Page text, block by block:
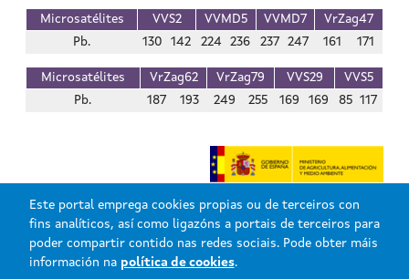
Este portal emprega cookies propias ou de terceiros con
fins analíticos, así como ligazóns a portais de terceiros para
poder compartir contido nas redes sociais. Pode obter máis
información na política de cookies.
Microsatélites VVS2 VVMD5 VVMD7
VrZag47
Pb.
130 142 224 236 237 247 161 171
Microsatélites VrZag62 VrZag79 VVS29
VVS5
Pb.
187 193 249 255 169 169 85 117